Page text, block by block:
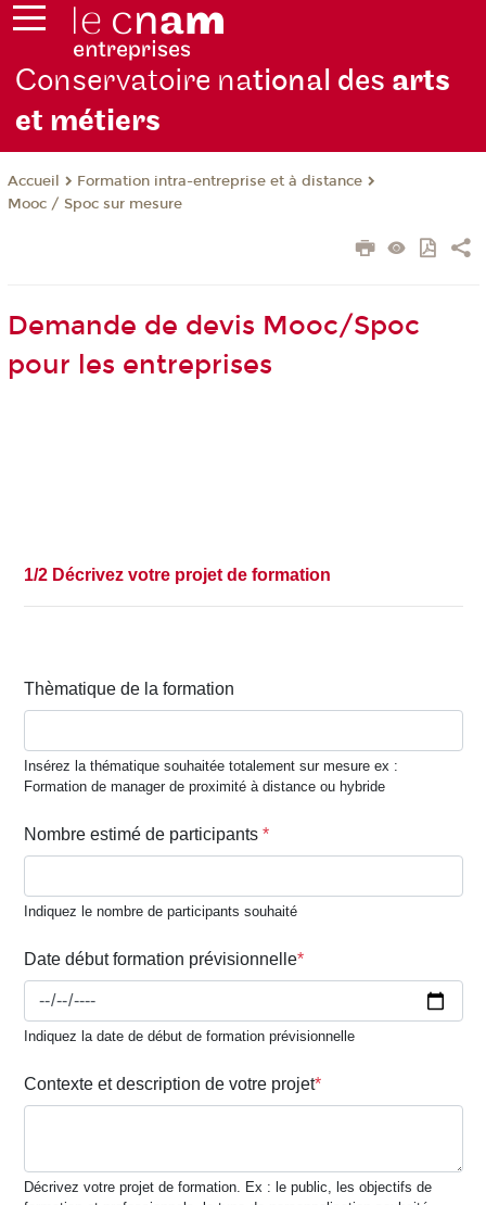
Conservatoire national des arts
et métiers
Accueil
Formation intra-entreprise et à distance
Mooc / Spoc sur mesure
Demande de devis Mooc/Spoc
pour les entreprises